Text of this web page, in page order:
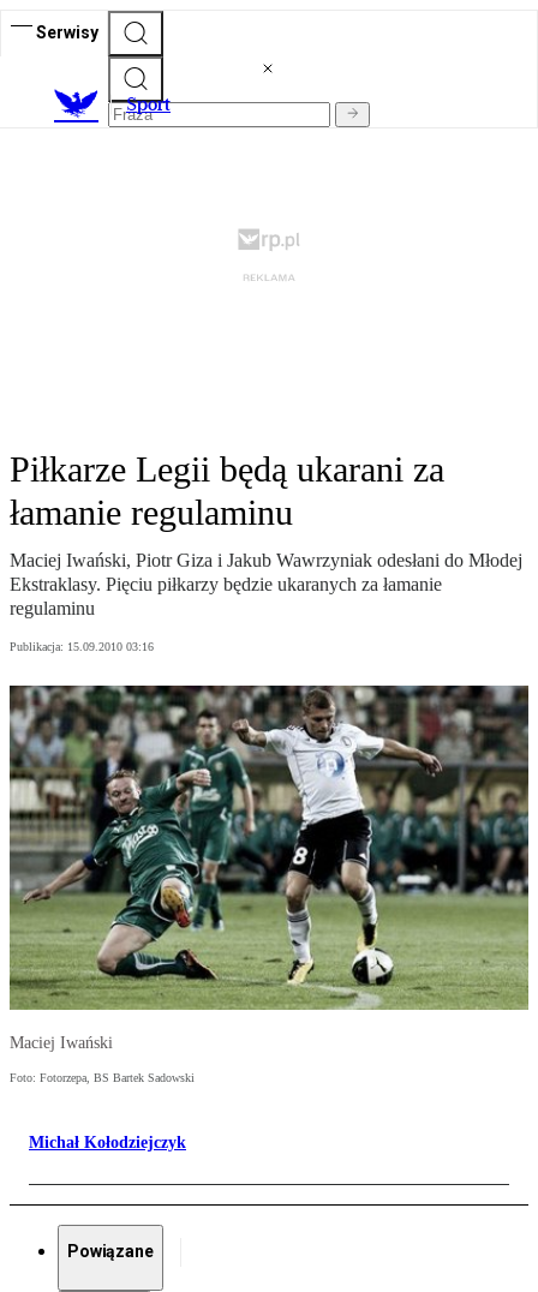
Serwisy
Sport
Piłkarze Legii będą ukarani za
łamanie regulaminu
Maciej Iwański, Piotr Giza i Jakub Wawrzyniak odesłani do Młodej
Ekstraklasy. Pięciu piłkarzy będzie ukaranych za łamanie
regulaminu
Publikacja: 15.09.2010 03:16
Maciej Iwański
Foto: Fotorzepa, BS Bartek Sadowski
Michał Kołodziejczyk
Powiązane